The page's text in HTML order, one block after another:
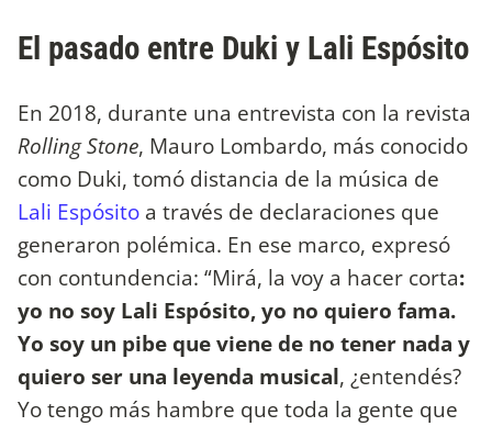
El pasado entre Duki y Lali Espósito
En 2018, durante una entrevista con la revista
Rolling Stone, Mauro Lombardo, más conocido
como Duki, tomó distancia de la música de
Lali Espósito a través de declaraciones que
generaron polémica. En ese marco, expresó
con contundencia: “Mirá, la voy a hacer corta:
yo no soy Lali Espósito, yo no quiero fama.
Yo soy un pibe que viene de no tener nada y
quiero ser una leyenda musical, ¿entendés?
Yo tengo más hambre que toda la gente que